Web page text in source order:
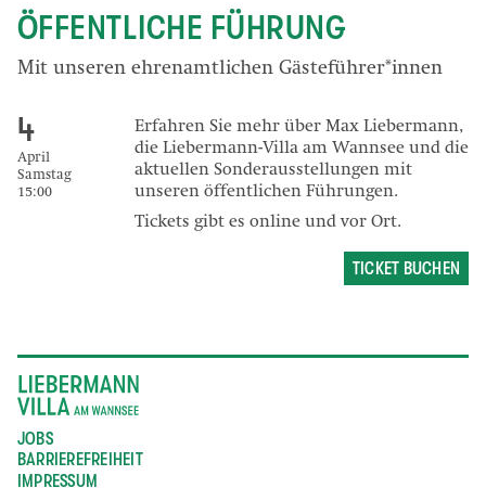
ÖFFENTLICHE FÜHRUNG
Mit unseren ehrenamtlichen Gästeführer*innen
Erfahren Sie mehr über Max Liebermann,
die Liebermann-Villa am Wannsee und die
aktuellen Sonderausstellungen mit
unseren öffentlichen Führungen.
Tickets gibt es online und vor Ort.
4
April
Samstag
15:00
TICKET BUCHEN
JOBS
BARRIEREFREIHEIT
IMPRESSUM